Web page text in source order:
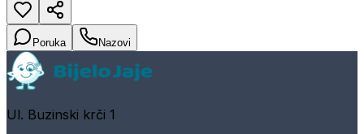
Poruka Nazovi
Ul. Buzinski krči 1